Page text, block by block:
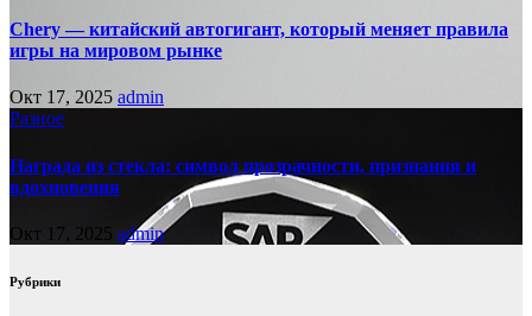
Chery — китайский автогигант, который меняет правила
игры на мировом рынке
Окт 17, 2025 admin
Разное
Награда из стекла: символ прозрачности, признания и
вдохновения
Окт 17, 2025 admin
Рубрики